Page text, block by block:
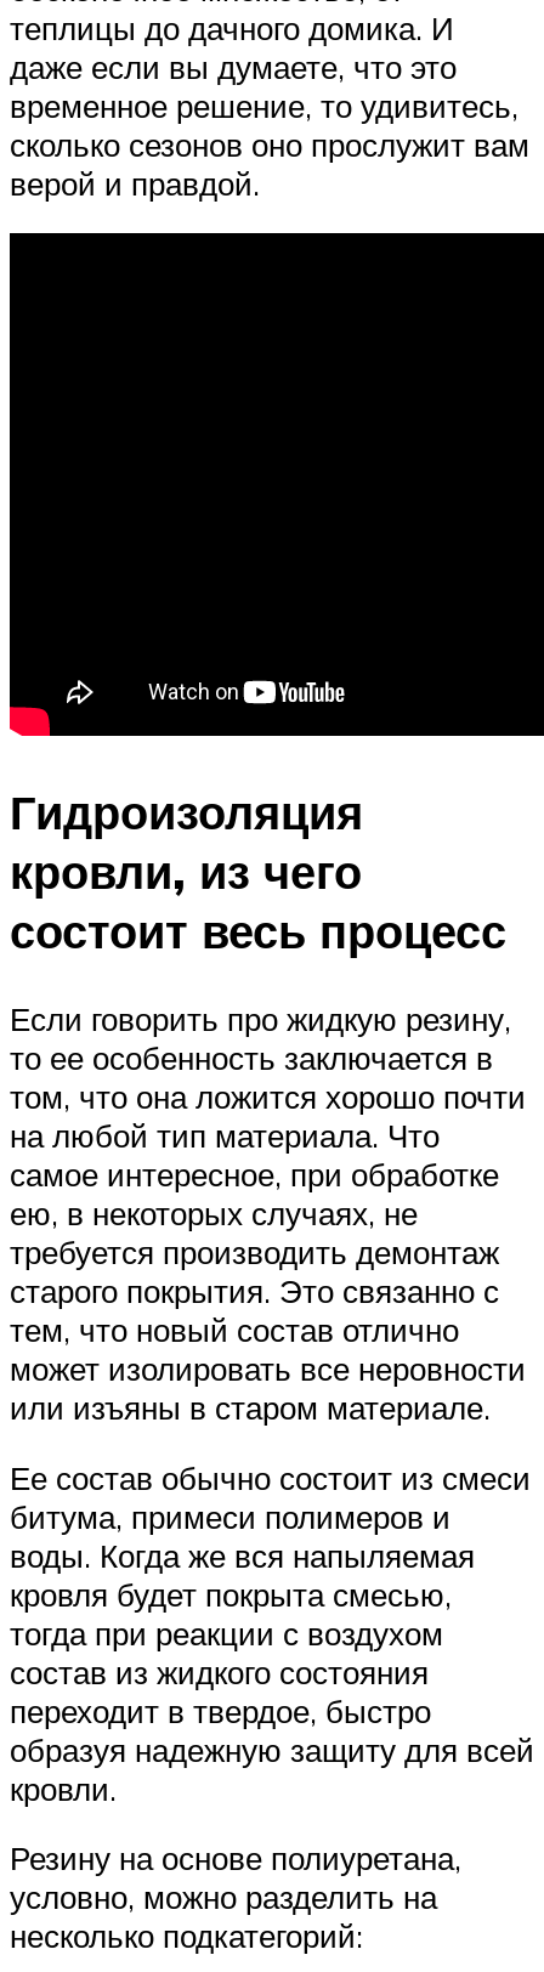
теплицы до дачного домика. И
даже если вы думаете, что это
временное решение, то удивитесь,
сколько сезонов оно прослужит вам
верой и правдой.
Гидроизоляция
кровли, из чего
состоит весь процесс
Если говорить про жидкую резину,
то ее особенность заключается в
том, что она ложится хорошо почти
на любой тип материала. Что
самое интересное, при обработке
ею, в некоторых случаях, не
требуется производить демонтаж
старого покрытия. Это связанно с
тем, что новый состав отлично
может изолировать все неровности
или изъяны в старом материале.
Ее состав обычно состоит из смеси
битума, примеси полимеров и
воды. Когда же вся напыляемая
кровля будет покрыта смесью,
тогда при реакции с воздухом
состав из жидкого состояния
переходит в твердое, быстро
образуя надежную защиту для всей
кровли.
Резину на основе полиуретана,
условно, можно разделить на
несколько подкатегорий: